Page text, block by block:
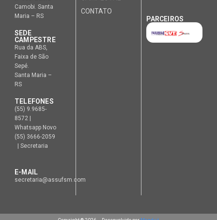
Camobi. Santa
Maria – RS
SEDE
CAMPESTRE
Rua da ABS,
Faixa de São
Sepé.
Santa Maria –
RS
TELEFONES
(55) 9.9685-
8572 |
Whatsapp Novo
(55) 3666-2059
| Secretaria
E-MAIL
secretaria@assufsm.com
CONTATO
PARCEIROS